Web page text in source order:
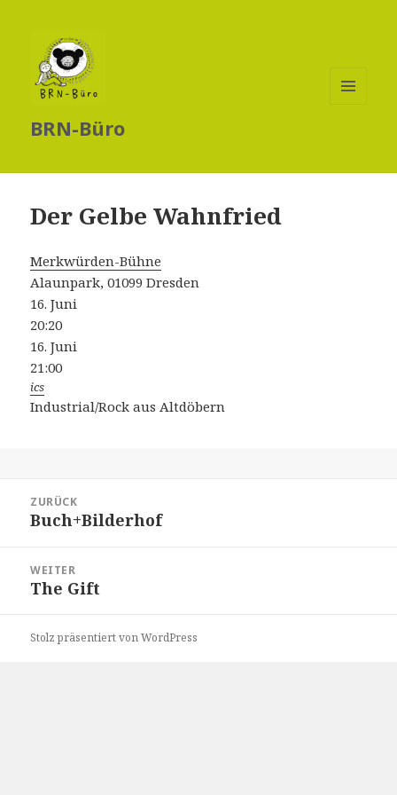
BRN-Büro
Der Gelbe Wahnfried
Merkwürden-Bühne
Alaunpark, 01099 Dresden
16. Juni
20:20
16. Juni
21:00
ics
Industrial/Rock aus Altdöbern
ZURÜCK
Vorheriger
Buch+Bilderhof
WEITER
Nächster
The Gift
Stolz präsentiert von WordPress